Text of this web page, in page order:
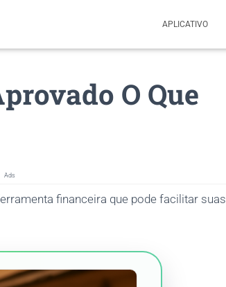
APLICATIVO
O Que
Ads
financeira que pode facilitar suas